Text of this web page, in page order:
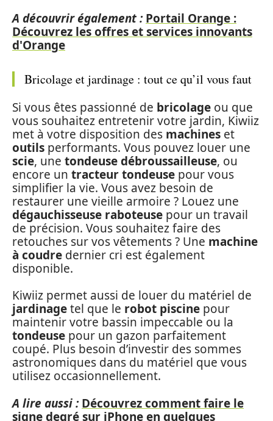
A découvrir également : Portail Orange :
Découvrez les offres et services innovants
d'Orange
Bricolage et jardinage : tout ce qu’il vous faut
Si vous êtes passionné de bricolage ou que
vous souhaitez entretenir votre jardin, Kiwiiz
met à votre disposition des machines et
outils performants. Vous pouvez louer une
scie, une tondeuse débroussailleuse, ou
encore un tracteur tondeuse pour vous
simplifier la vie. Vous avez besoin de
restaurer une vieille armoire ? Louez une
dégauchisseuse raboteuse pour un travail
de précision. Vous souhaitez faire des
retouches sur vos vêtements ? Une machine
à coudre dernier cri est également
disponible.
Kiwiiz permet aussi de louer du matériel de
jardinagetel que le robot piscine pour
maintenir votre bassin impeccable ou la
tondeuse pour un gazon parfaitement
coupé. Plus besoin d’investir des sommes
astronomiques dans du matériel que vous
utilisez occasionnellement.
A lire aussi : Découvrez comment faire le
signe degré sur iPhone en quelques